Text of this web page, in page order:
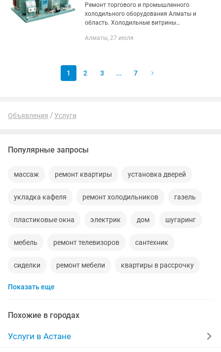
Ремонт торгового и промышленного
холодильного оборудования Алматы и
область. Холодильные витрины
пристенные, островные).
Алматы, 27 июля
1 2 3 ... 7
Объявления Услуги
Популярные запросы
массаж ремонт квартиры установка дверей
укладка кафеля ремонт холодильников газель
пластиковые окна электрик дом шугаринг
мебель ремонт телевизоров сантехник
сиделки ремонт мебели квартиры в рассрочку
мебель на заказ
манипулятор
Показать еще
Похожие в городах
Услуги в Астане